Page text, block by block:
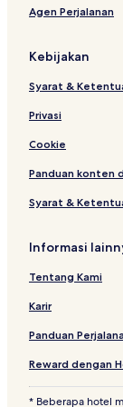
l
c
t
i
o
o
b
y
A
s
o
Agen Perjalanan
Kebijakan
Syarat &
Privasi
Cookie
Panduan konten
Syarat &
Informasi
Tentang Kami
Karir
Panduan
Reward dengan
* Beberapa hotel